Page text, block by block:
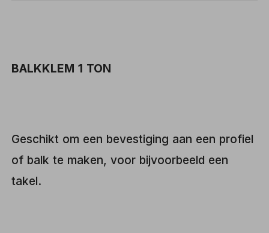
BALKKLEM 1 TON
Geschikt om een bevestiging aan een profiel
of balk te maken, voor bijvoorbeeld een
takel.